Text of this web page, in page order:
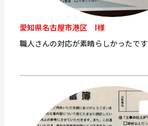
愛知県名古屋市港区 I様
職人さんの対応が素晴らしかったです